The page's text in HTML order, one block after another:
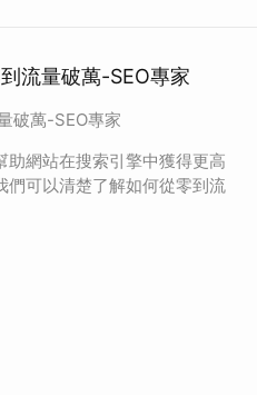
流量破萬-SEO專家
破萬-SEO專家
助網站在搜索引擎中獲得更高
們可以清楚了解如何從零到流